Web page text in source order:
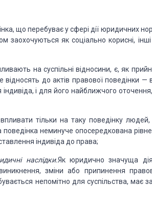
що перебуває у сфері дії юридичних
заохочуються як соціально корисні,
ють на суспільні відносини, є, як
відносять до актів правовоїповедінки —
індивіда, і для його найближчого
впливати тільки на таку поведінку людей,
поведінка неминуче опосередкована
індивіда до права;
наслідки.Як юридично значуща
нення, зміни або припинення
непомітно для суспільства, має